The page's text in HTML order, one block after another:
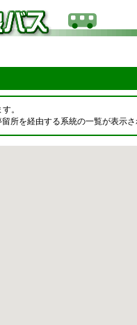
。
所を経由する系統の一覧が表示